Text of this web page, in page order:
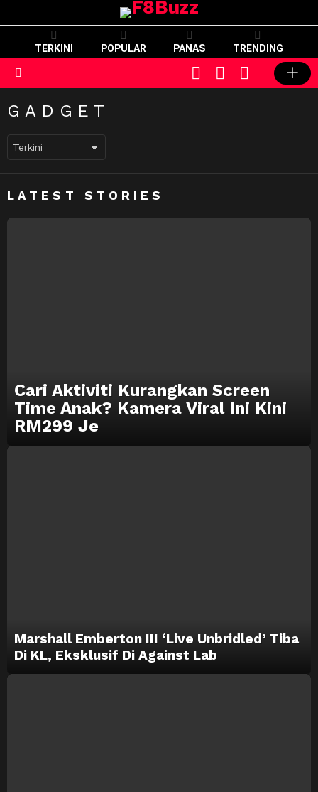
TERKINI POPULAR PANAS TRENDING
SWITCH
SKIN
CART LOGIN
GADGET
LATEST STORIES
Cari Aktiviti Kurangkan Screen
Time Anak? Kamera Viral Ini Kini
RM299 Je
Marshall Emberton III ‘Live Unbridled’ Tiba
Di KL, Eksklusif Di Against Lab